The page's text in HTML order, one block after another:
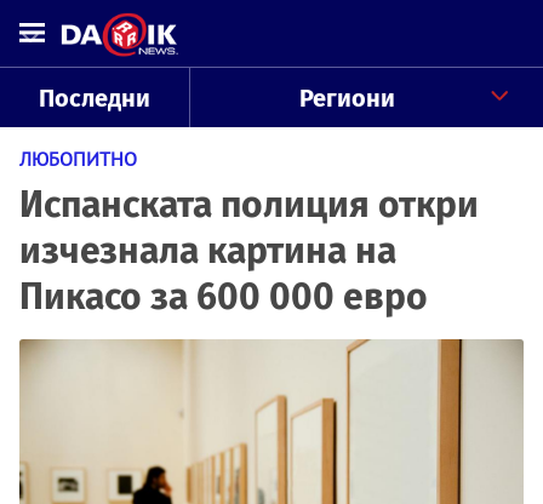
Последни Региони
ЛЮБОПИТНО
Испанската полиция откри
изчезнала картина на
Пикасо за 600 000 евро